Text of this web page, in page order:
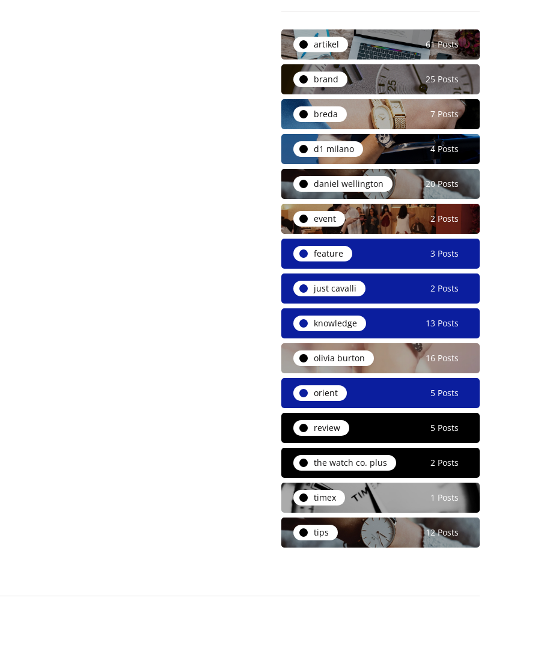
artikel 61 Posts
brand 25 Posts
breda 7 Posts
d1 milano 4 Posts
daniel wellington 20 Posts
event 2 Posts
feature 3 Posts
just cavalli 2 Posts
knowledge 13 Posts
olivia burton 16 Posts
orient 5 Posts
review 5 Posts
the watch co. plus 2 Posts
timex 1 Posts
tips 12 Posts